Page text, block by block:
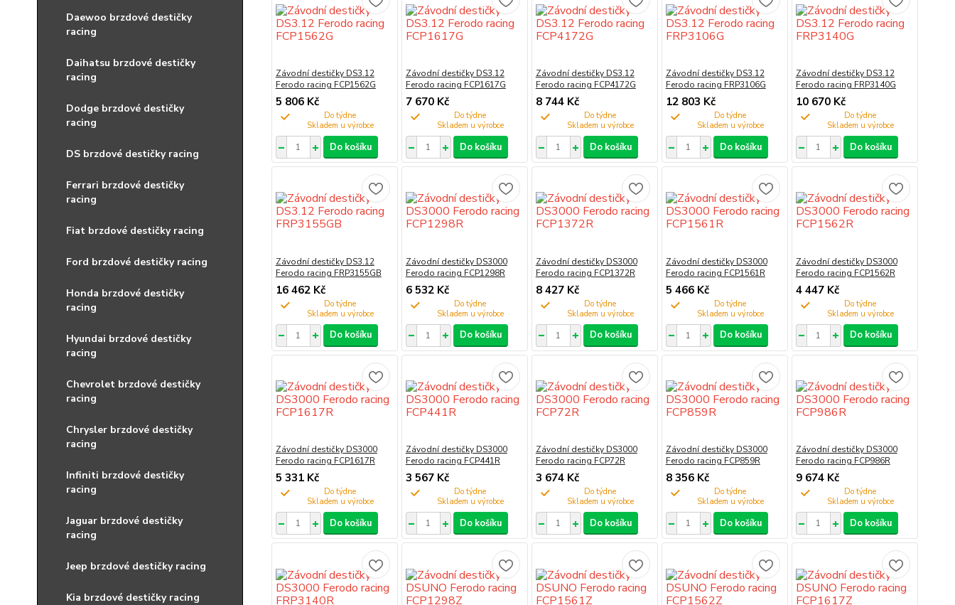
Daewoo brzdové destičky
racing
Daihatsu brzdové destičky
racing
Dodge brzdové destičky
racing
DS brzdové destičky racing
Ferrari brzdové destičky
racing
Fiat brzdové destičky racing
Ford brzdové destičky racing
Honda brzdové destičky
racing
Hyundai brzdové destičky
racing
Chevrolet brzdové destičky
racing
Chrysler brzdové destičky
racing
Infiniti brzdové destičky
racing
Jaguar brzdové destičky
racing
Jeep brzdové destičky racing
Kia brzdové destičky racing
Závodní destičky DS3.12
Ferodo racing FCP1562G
5 806 Kč
Do týdne
Do košíku
Závodní destičky DS3.12
Ferodo racing FCP1617G
7 670 Kč
Do týdne
Do košíku
Závodní destičky DS3.12
Ferodo racing FCP4172G
8 744 Kč
Do týdne
Do košíku
Závodní destičky DS3.12
Ferodo racing FRP3106G
12 803 Kč
Do týdne
Do košíku
Závodní destičky DS3.12
Ferodo racing FRP3140G
10 670 Kč
Do týdne
Do košíku
Závodní destičky DS3.12
Ferodo racing FRP3155GB
16 462 Kč
Do týdne
Do košíku
Závodní destičky DS3000
Ferodo racing FCP1298R
6 532 Kč
Do týdne
Do košíku
Závodní destičky DS3000
Ferodo racing FCP1372R
8 427 Kč
Do týdne
Do košíku
Závodní destičky DS3000
Ferodo racing FCP1561R
5 466 Kč
Do týdne
Do košíku
Závodní destičky DS3000
Ferodo racing FCP1562R
4 447 Kč
Do týdne
Do košíku
Závodní destičky DS3000
Ferodo racing FCP1617R
5 331 Kč
Do týdne
Do košíku
Závodní destičky DS3000
Ferodo racing FCP441R
3 567 Kč
Do týdne
Do košíku
Závodní destičky DS3000
Ferodo racing FCP72R
3 674 Kč
Do týdne
Do košíku
Závodní destičky DS3000
Ferodo racing FCP859R
8 356 Kč
Do týdne
Do košíku
Závodní destičky DS3000
Ferodo racing FCP986R
9 674 Kč
Do týdne
Do košíku